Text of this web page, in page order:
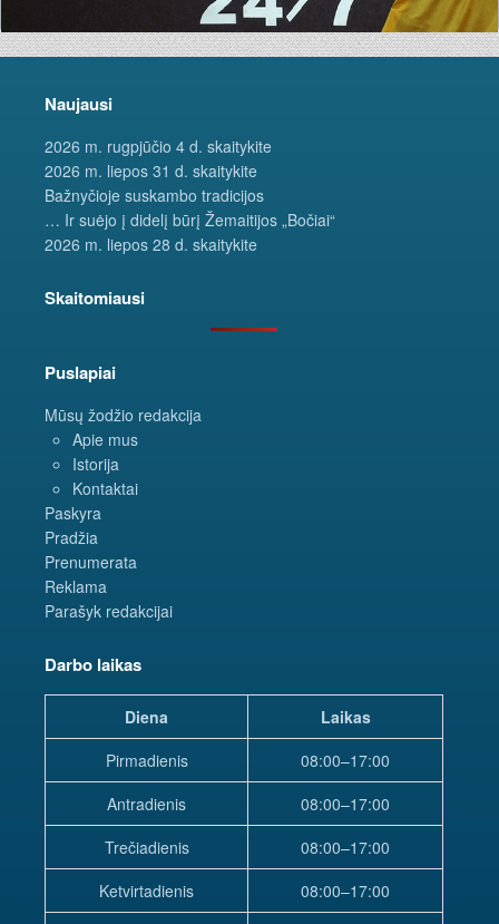
Naujausi
2026 m. rugpjūčio 4 d. skaitykite
2026 m. liepos 31 d. skaitykite
Bažnyčioje suskambo tradicijos
… Ir suėjo į didelį būrį Žemaitijos „Bočiai“
2026 m. liepos 28 d. skaitykite
Skaitomiausi
Puslapiai
Mūsų žodžio redakcija
Apie mus
Istorija
Kontaktai
Paskyra
Pradžia
Prenumerata
Reklama
Parašyk redakcijai
Darbo laikas
Diena
Laikas
Pirmadienis
08:00–17:00
Antradienis
08:00–17:00
Trečiadienis
08:00–17:00
Ketvirtadienis
08:00–17:00